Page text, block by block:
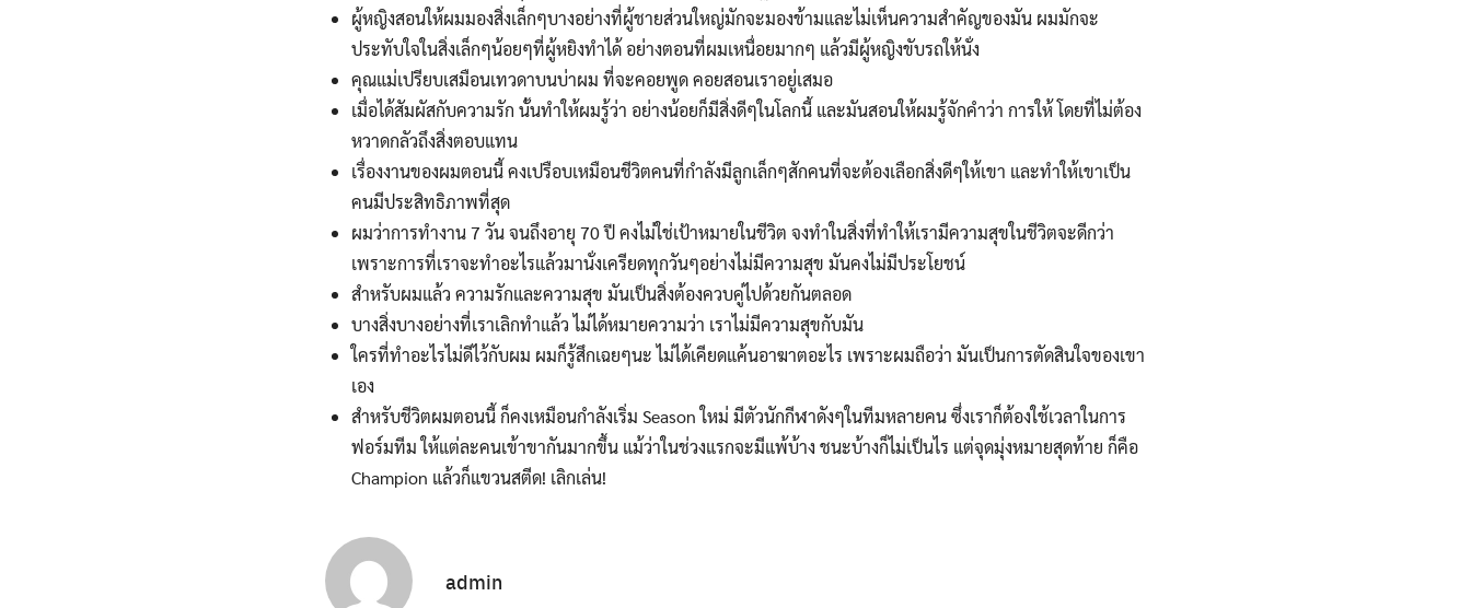
ผู้หญิงสอนให้ผมมองสิ่งเล็กๆบางอย่างที่ผู้ชายส่วนใหญ่มักจะมองข้ามและไม่เห็นความสำคัญของมัน ผมมักจะ
ประทับใจในสิ่งเล็กๆน้อยๆที่ผู้หยิงทำได้ อย่างตอนที่ผมเหนื่อยมากๆ แล้วมีผู้หญิงขับรถให้นั่ง
คุณแม่เปรียบเสมือนเทวดาบนบ่าผม ที่จะคอยพูด คอยสอนเราอยู่เสมอ
เมื่อได้สัมผัสกับความรัก นั้นทำให้ผมรู้ว่า อย่างน้อยก็มีสิ่งดีๆในโลกนี้ และมันสอนให้ผมรู้จักคำว่า การให้ โดยที่ไม่ต้อง
หวาดกลัวถึงสิ่งตอบแทน
เรื่องงานของผมตอนนี้ คงเปรือบเหมือนชีวิตคนที่กำลังมีลูกเล็กๆสักคนที่จะต้องเลือกสิ่งดีๆให้เขา และทำให้เขาเป็น
คนมีประสิทธิภาพที่สุด
ผมว่าการทำงาน 7 วัน จนถึงอายุ 70 ปี คงไม่ใช่เป้าหมายในชีวิต จงทำในสิ่งที่ทำให้เรามีความสุขในชีวิตจะดีกว่า
เพราะการที่เราจะทำอะไรแล้วมานั่งเครียดทุกวันๆอย่างไม่มีความสุข มันคงไม่มีประโยชน์
สำหรับผมแล้ว ความรักและความสุข มันเป็นสิ่งต้องควบคู่ไปด้วยกันตลอด
บางสิ่งบางอย่างที่เราเลิกทำแล้ว ไม่ได้หมายความว่า เราไม่มีความสุขกับมัน
ใครที่ทำอะไรไม่ดีไว้กับผม ผมก็รู้สึกเฉยๆนะ ไม่ได้เคียดแค้นอาฆาตอะไร เพราะผมถือว่า มันเป็นการตัดสินใจของเขา
เอง
สำหรับชีวิตผมตอนนี้ ก็คงเหมือนกำลังเริ่ม Season ใหม่ มีตัวนักกีฬาดังๆในทีมหลายคน ซึ่งเราก็ต้องใช้เวลาในการ
ฟอร์มทีม ให้แต่ละคนเข้าขากันมากขึ้น แม้ว่าในช่วงแรกจะมีแพ้บ้าง ชนะบ้างก็ไม่เป็นไร แต่จุดมุ่งหมายสุดท้าย ก็คือ
Champion แล้วก็แขวนสตีด! เลิกเล่น!
admin